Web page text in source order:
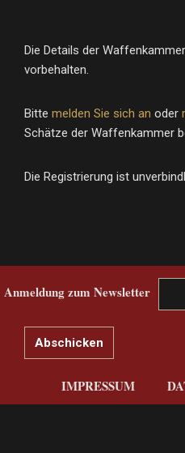
Die Details der
vorbehalten.
Bitte melden Sie sich an oder
Schätze der Waffenkammer
Die Registrierung ist
Anmeldung zum Newsletter
IMPRESSUM